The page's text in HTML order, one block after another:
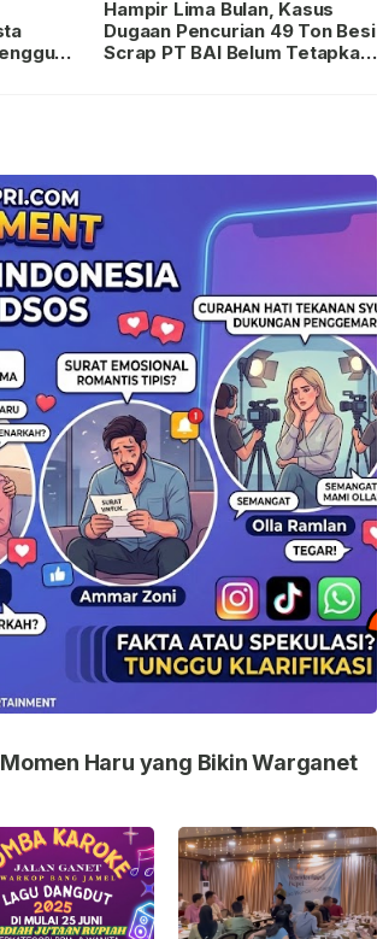
Hampir Lima Bulan, Kasus
Dugaan Pencurian 49 Ton Besi
Scrap PT BAI Belum Tetapkan
Haru yang Bikin Warganet